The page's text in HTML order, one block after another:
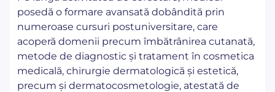
posedă o formare avansată dobândită prin
numeroase cursuri postuniversitare, care
acoperă domenii precum îmbătrânirea cutanată,
metode de diagnostic și tratament în cosmetica
medicală, chirurgie dermatologică și estetică,
precum și dermatocosmetologie, atestată de